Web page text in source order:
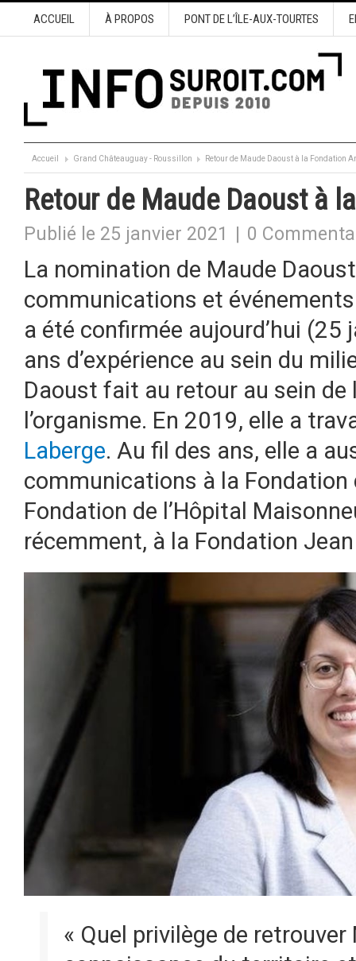
ACCUEIL À PROPOS PONT DE L’ÎLE-AUX-TOURTES
Accueil Grand Châteauguay - Roussillon Retour de Maude Daoust à la Fondation
Retour de Maude Daoust à
Publié le 25 janvier 2021 0
La nomination de Maude
communications et
a été confirmée aujourd’hui
ans d’expérience au sein du
Daoust fait au retour au sein de
l’organisme. En 2019, elle a
Laberge. Au fil des ans, elle a
communications à la Fondation
Fondation de l’Hôpital
récemment, à la Fondation
« Quel privilège de retrouver